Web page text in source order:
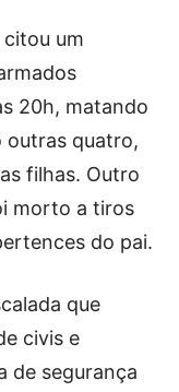
um
20h, matando
outras quatro,
filhas. Outro
morto a tiros
do pai.
que
civis e
de segurança